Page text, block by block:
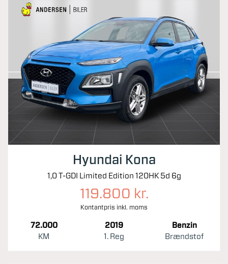
Hyundai Kona
1,0 T-GDI Limited Edition 120HK 5d 6g
119.800 kr.
Kontantpris inkl. moms
72.000
KM
2019
1. Reg
Benzin
Brændstof